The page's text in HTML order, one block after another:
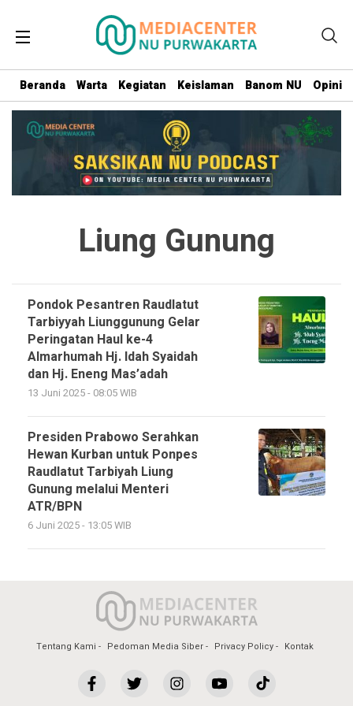
Beranda Warta Kegiatan Keislaman Banom NU Opini
Liung Gunung
Pondok Pesantren Raudlatut
Tarbiyyah Liunggunung Gelar
Peringatan Haul ke-4
Almarhumah Hj. Idah Syaidah
dan Hj. Eneng Mas’adah
13 Juni 2025 - 08:05 WIB
Presiden Prabowo Serahkan
Hewan Kurban untuk Ponpes
Raudlatut Tarbiyah Liung
Gunung melalui Menteri
ATR/BPN
6 Juni 2025 - 13:05 WIB
Tentang Kami Pedoman Media Siber Privacy Policy Kontak